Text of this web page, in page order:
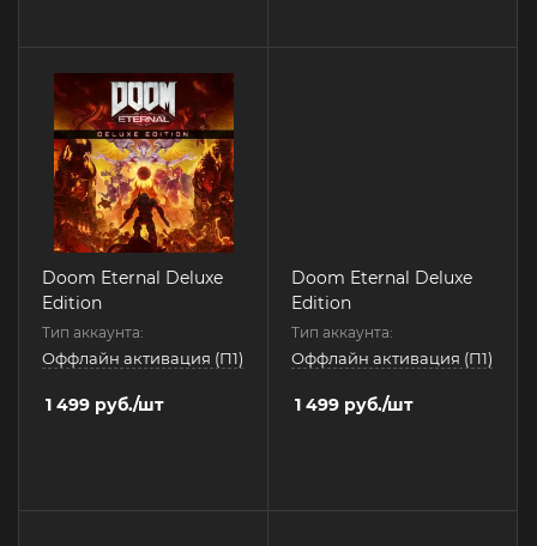
Doom Eternal Deluxe
Edition
Тип аккаунта:
Оффлайн активация (П1)
1 499 руб./шт
Doom Eternal Deluxe
Edition
Тип аккаунта:
Оффлайн активация (П1)
1 499 руб./шт